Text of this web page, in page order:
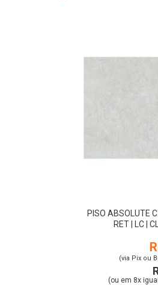
PISO ABSOLUTE
RET | LC |
(via Pix ou
(ou em 8x